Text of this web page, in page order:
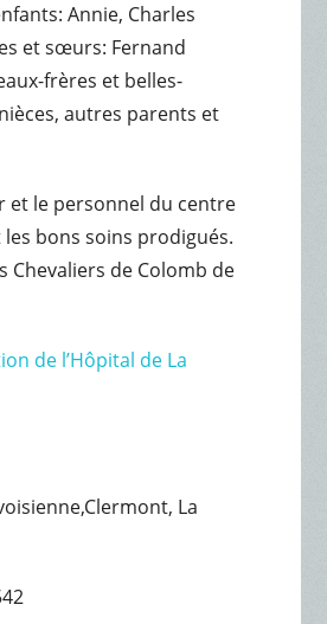
Annie, Charles
et sœurs: Fernand
frères et belles-
autres parents et
et le personnel du centre
bons soins prodigués.
Chevaliers de Colomb de
de l’Hôpital de La
La